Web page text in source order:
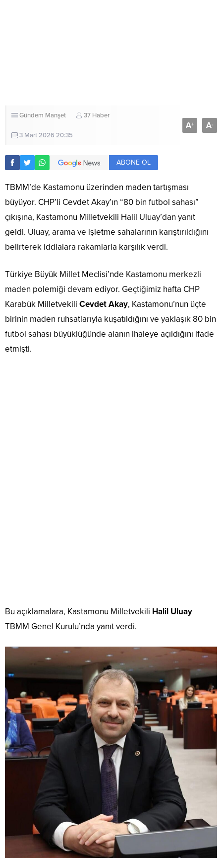
Gündem Manşet 37 Haber
3 Mart 2026 20:35
A+ A-
ABONE OL
TBMM’de Kastamonu üzerinden maden tartışması
büyüyor. CHP’li Cevdet Akay’ın “80 bin futbol sahası”
çıkışına, Kastamonu Milletvekili Halil Uluay’dan yanıt
geldi. Uluay, arama ve işletme sahalarının karıştırıldığını
belirterek iddialara rakamlarla karşılık verdi.
Türkiye Büyük Millet Meclisi’nde Kastamonu merkezli
maden polemiği devam ediyor. Geçtiğimiz hafta CHP
Karabük Milletvekili Cevdet Akay, Kastamonu’nun üçte
birinin maden ruhsatlarıyla kuşatıldığını ve yaklaşık 80 bin
futbol sahası büyüklüğünde alanın ihaleye açıldığını ifade
etmişti.
Bu açıklamalara, Kastamonu Milletvekili Halil Uluay
TBMM Genel Kurulu’nda yanıt verdi.